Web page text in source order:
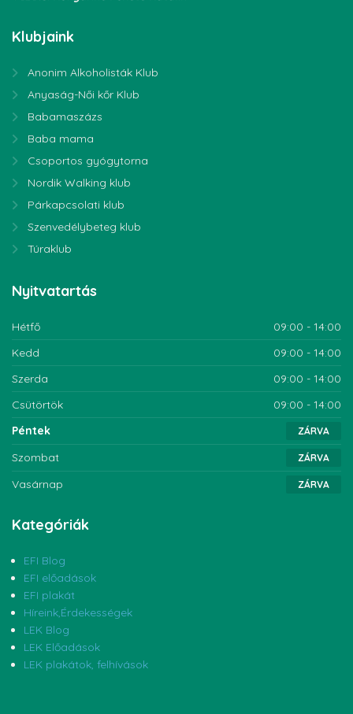
Klubjaink
Anonim Alkoholisták Klub
Anyaság-Női kőr Klub
Babamaszázs
Baba mama
Csoportos gyógytorna
Nordik Walking klub
Párkapcsolati klub
Szenvedélybeteg klub
Túraklub
Nyitvatartás
Hétfő
09:00 - 14:00
Kedd
09:00 - 14:00
Szerda
09:00 - 14:00
Csütörtök
09:00 - 14:00
Péntek
ZÁRVA
Szombat ZÁRVA
Vasárnap ZÁRVA
Kategóriák
EFI Blog
EFI előadások
EFI plakát
Híreink,Érdekességek
LEK Blog
LEK Előadások
LEK plakátok, felhívások